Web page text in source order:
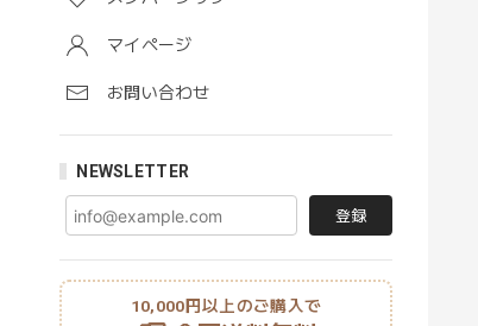
マイページ
お問い合わせ
NEWSLETTER
登録
10,000円以上のご購入で